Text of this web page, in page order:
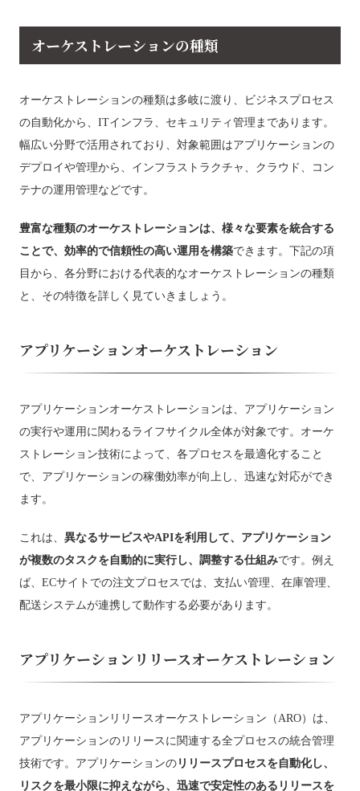
オーケストレーションの種類
オーケストレーションの種類は多岐に渡り、ビジネスプロセス
の自動化から、ITインフラ、セキュリティ管理まであります。
幅広い分野で活用されており、対象範囲はアプリケーションの
デプロイや管理から、インフラストラクチャ、クラウド、コン
テナの運用管理などです。
豊富な種類のオーケストレーションは、様々な要素を統合する
ことで、効率的で信頼性の高い運用を構築できます。下記の項
目から、各分野における代表的なオーケストレーションの種類
と、その特徴を詳しく見ていきましょう。
アプリケーションオーケストレーション
アプリケーションオーケストレーションは、アプリケーション
の実行や運用に関わるライフサイクル全体が対象です。オーケ
ストレーション技術によって、各プロセスを最適化すること
で、アプリケーションの稼働効率が向上し、迅速な対応ができ
ます。
これは、 異なるサービスやAPIを利用して、アプリケーション
が複数のタスクを自動的に実行し、調整する仕組みです。例え
ば、ECサイトでの注文プロセスでは、支払い管理、在庫管理、
配送システムが連携して動作する必要があります。
アプリケーションリリースオーケストレーション
アプリケーションリリースオーケストレーション（ARO）は、
アプリケーションのリリースに関連する全プロセスの統合管理
技術です。アプリケーションのリリースプロセスを自動化し、
リスクを最小限に抑えながら、迅速で安定性のあるリリースを